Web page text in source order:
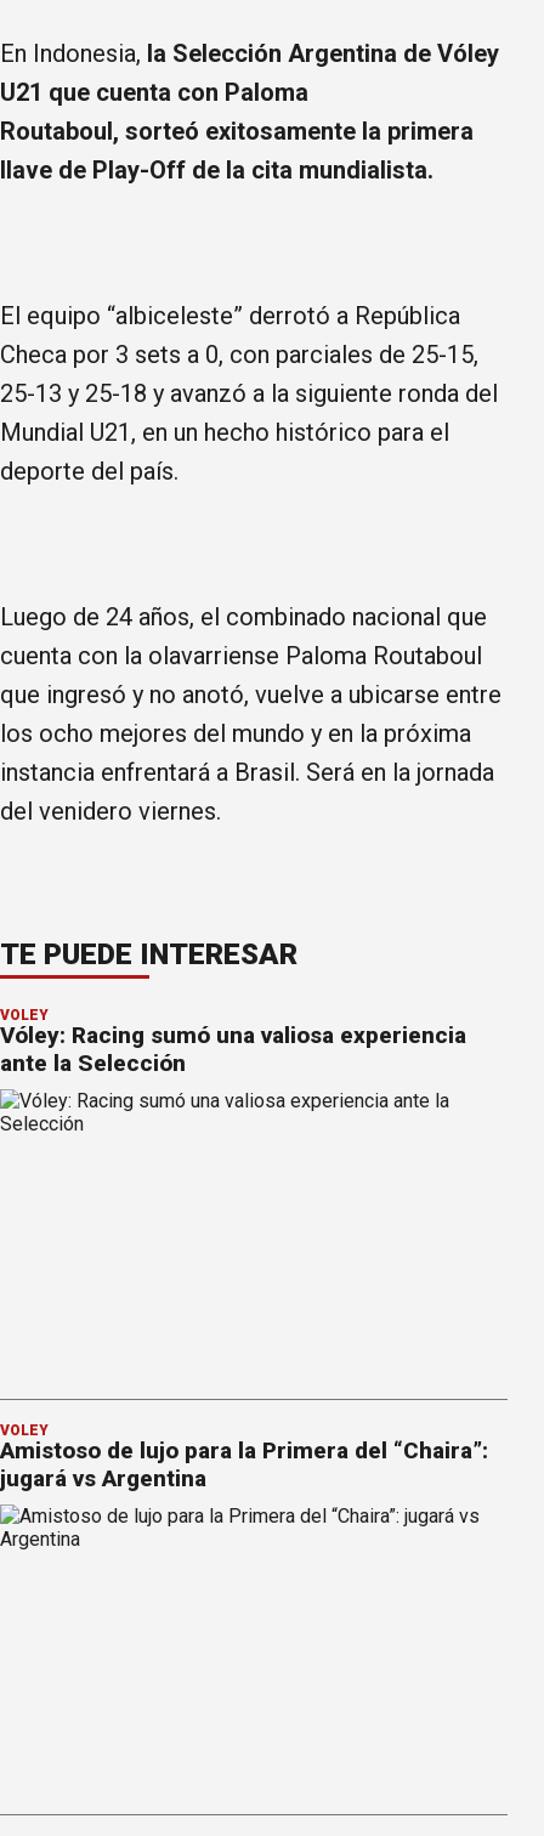
En Indonesia, la Selección Argentina de Vóley
U21 que cuenta con Paloma
Routaboul, sorteó exitosamente la primera
llave de Play-Off de la cita mundialista.
El equipo “albiceleste” derrotó a República
Checa por 3 sets a 0, con parciales de 25-15,
25-13 y 25-18 y avanzó a la siguiente ronda del
Mundial U21, en un hecho histórico para el
deporte del país.
Luego de 24 años, el combinado nacional que
cuenta con la olavarriense Paloma Routaboul
que ingresó y no anotó, vuelve a ubicarse entre
los ocho mejores del mundo y en la próxima
instancia enfrentará a Brasil. Será en la jornada
del venidero viernes.
TE PUEDE INTERESAR
VÓLEY
Vóley: Racing sumó una valiosa experiencia
ante la Selección
VÓLEY
Amistoso de lujo para la Primera del “Chaira”:
jugará vs Argentina